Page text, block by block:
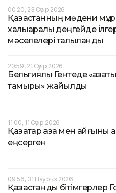
00:20, 23 Сәуір 2026
Қазақстанның мәдени
халықаралық деңгейде
мәселелері талқыланды
20:59, 21 Сәуір 2026
Бельгиялық Гентеде
тамыры» жайылды
11:00, 11 Сәуір 2026
Қазақтар қаза мен қайғыны
еңсерген
09:56, 31 Наурыз 2026
Қазақстандық бітімгерлер